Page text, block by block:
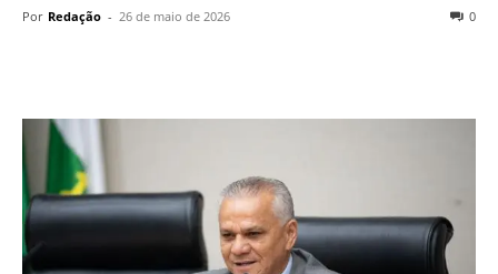
Por Redação - 26 de maio de 2026 0